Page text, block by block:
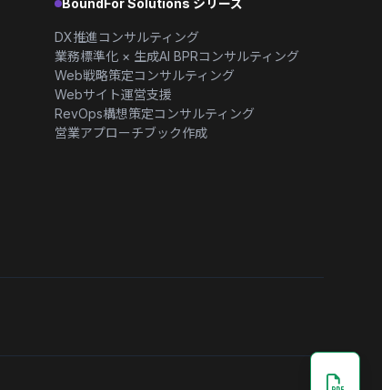
BoundFor Solutions シリーズ
DX推進コンサルティング
業務標準化 × 生成AI BPRコンサルティング
Web戦略策定コンサルティング
Webサイト運営支援
RevOps構想策定コンサルティング
営業アプローチブック作成